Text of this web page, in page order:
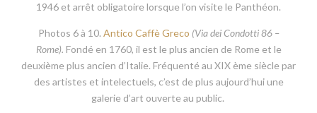
1946 et arrêt obligatoire lorsque l’on visite le Panthéon.
Photos 6 à 10. Antico Caffè Greco (Via dei Condotti 86 –
Rome). Fondé en 1760, il est le plus ancien de Rome et le
deuxième plus ancien d’Italie. Fréquenté au XIX ème siècle par
des artistes et intelectuels, c’est de plus aujourd’hui une
galerie d’art ouverte au public.